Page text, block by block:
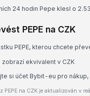
24 hodin Pepe klesl o
PEPE na CZK
PEPE, kterou chcete
zobrazí ekvivalent v CZK
si účet Bybit-eu pro
PEPE na CZK je aktualizován v